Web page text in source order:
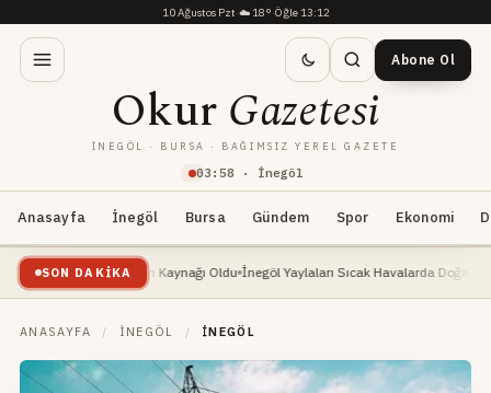
10 Ağustos Pzt·☁️ 18°·Öğle 13:12
03 : 58 · İnegöl
OkurGazetesi
İNEGÖL · BURSA · BAĞIMSIZ YEREL GAZETE
Abone Ol
Anasayfa İnegöl Bursa Gündem Spor Ekonomi
SON DAKIKA
Geçim Kaynağı Oldu İnegöl Yaylaları Sıcak Havalarda Doğa Severlerin Yeni
ANASAYFA / İNEGÖL / İNEGÖL